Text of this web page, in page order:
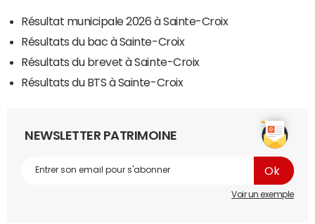
Résultat municipale 2026 à Sainte-Croix
Résultats du bac à Sainte-Croix
Résultats du brevet à Sainte-Croix
Résultats du BTS à Sainte-Croix
NEWSLETTER PATRIMOINE
Voir un exemple